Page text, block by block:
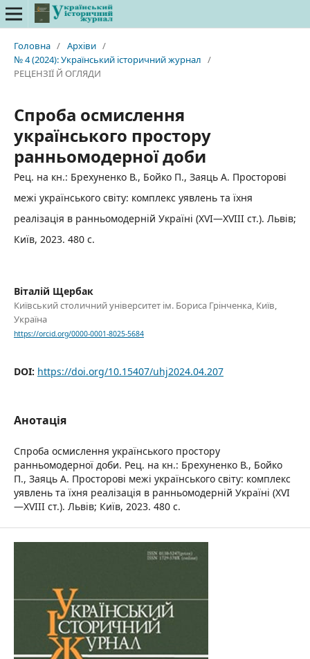
Головна / Архіви /
№ 4 (2024): Український історичний журнал /
РЕЦЕНЗІЇ Й ОГЛЯДИ
Спроба осмислення
українського простору
ранньомодерної доби
Рец. на кн.: Брехуненко В., Бойко П., Заяць А. Просторові
межі українського світу: комплекс уявлень та їхня
реалізація в ранньомодерній Україні (XVI—XVIII ст.). Львів;
Київ, 2023. 480 с.
Віталій Щербак
Київський столичний університет ім. Бориса Грінченка, Київ,
Україна
https://orcid.org/0000-0001-8025-5684
DOI: https://doi.org/10.15407/uhj2024.04.207
Анотація
Спроба осмислення українського простору
ранньомодерної доби. Рец. на кн.: Брехуненко В., Бойко
П., Заяць А. Просторові межі українського світу: комплекс
уявлень та їхня реалізація в ранньомодерній Україні (XVI
—XVIII ст.). Львів; Київ, 2023. 480 с.